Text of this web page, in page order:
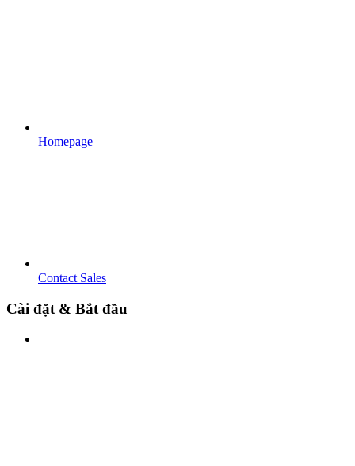
Homepage
Contact Sales
Cài đặt & Bắt đầu